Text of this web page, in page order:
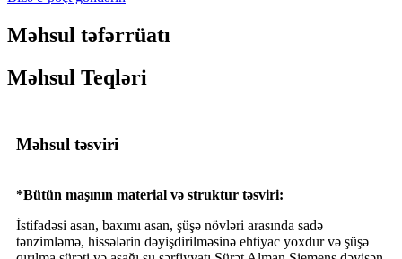
Məhsul təfərrüatı
Məhsul Teqləri
Məhsul təsviri
*Bütün maşının material və struktur təsviri:
İstifadəsi asan, baxımı asan, şüşə növləri arasında sadə
tənzimləmə, hissələrin dəyişdirilməsinə ehtiyac yoxdur və şüşə